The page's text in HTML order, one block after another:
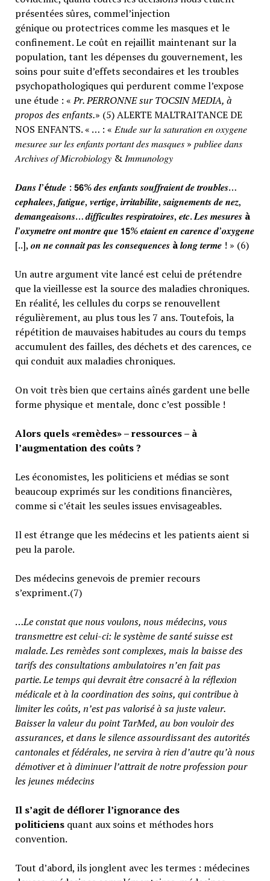
présentées sûres, commel’injection
génique ou protectrices comme les masques et le
confinement. Le coût en rejaillit maintenant sur la
population, tant les dépenses du gouvernement, les
soins pour suite d’effets secondaires et les troubles
psychopathologiques qui perdurent comme l’expose
une étude : «Pr. PERRONNE sur TOCSIN MEDIA, à
propos des enfants.» (5) ALERTE MALTRAITANCE DE
NOS ENFANTS. « … : « 𝐸𝑡𝑢𝑑𝑒 𝑠𝑢𝑟 𝑙𝑎 𝑠𝑎𝑡𝑢𝑟𝑎𝑡𝑖𝑜𝑛 𝑒𝑛 𝑜𝑥𝑦𝑔𝑒𝑛𝑒
𝑚𝑒𝑠𝑢𝑟𝑒𝑒 𝑠𝑢𝑟 𝑙𝑒𝑠 𝑒𝑛𝑓𝑎𝑛𝑡𝑠 𝑝𝑜𝑟𝑡𝑎𝑛𝑡 𝑑𝑒𝑠 𝑚𝑎𝑠𝑞𝑢𝑒𝑠 » 𝑝𝑢𝑏𝑙𝑖𝑒𝑒 𝑑𝑎𝑛𝑠
𝐴𝑟𝑐ℎ𝑖𝑣𝑒𝑠 𝑜𝑓 𝑀𝑖𝑐𝑟𝑜𝑏𝑖𝑜𝑙𝑜𝑔𝑦 & 𝐼𝑚𝑚𝑢𝑛𝑜𝑙𝑜𝑔𝑦
𝑫𝒂𝒏𝒔 𝒍’é𝒕𝒖𝒅𝒆 : 𝟱𝟲% 𝒅𝒆𝒔 𝒆𝒏𝒇𝒂𝒏𝒕𝒔 𝒔𝒐𝒖𝒇𝒇𝒓𝒂𝒊𝒆𝒏𝒕 𝒅𝒆 𝒕𝒓𝒐𝒖𝒃𝒍𝒆𝒔…
𝒄𝒆𝒑𝒉𝒂𝒍𝒆𝒆𝒔, 𝒇𝒂𝒕𝒊𝒈𝒖𝒆, 𝒗𝒆𝒓𝒕𝒊𝒈𝒆, 𝒊𝒓𝒓𝒊𝒕𝒂𝒃𝒊𝒍𝒊𝒕𝒆, 𝒔𝒂𝒊𝒈𝒏𝒆𝒎𝒆𝒏𝒕𝒔 𝒅𝒆 𝒏𝒆𝒛,
𝒅𝒆𝒎𝒂𝒏𝒈𝒆𝒂𝒊𝒔𝒐𝒏𝒔… 𝒅𝒊𝒇𝒇𝒊𝒄𝒖𝒍𝒕𝒆𝒔 𝒓𝒆𝒔𝒑𝒊𝒓𝒂𝒕𝒐𝒊𝒓𝒆𝒔, 𝒆𝒕𝒄. 𝑳𝒆𝒔 𝒎𝒆𝒔𝒖𝒓𝒆𝒔 à
𝒍’𝒐𝒙𝒚𝒎𝒆𝒕𝒓𝒆 𝒐𝒏𝒕 𝒎𝒐𝒏𝒕𝒓𝒆 𝒒𝒖𝒆 𝟭𝟱% 𝒆𝒕𝒂𝒊𝒆𝒏𝒕 𝒆𝒏 𝒄𝒂𝒓𝒆𝒏𝒄𝒆 𝒅’𝒐𝒙𝒚𝒈𝒆𝒏𝒆
[..], 𝒐𝒏 𝒏𝒆 𝒄𝒐𝒏𝒏𝒂𝒊𝒕 𝒑𝒂𝒔 𝒍𝒆𝒔 𝒄𝒐𝒏𝒔𝒆𝒒𝒖𝒆𝒏𝒄𝒆𝒔 à𝒍𝒐𝒏𝒈 𝒕𝒆𝒓𝒎𝒆 ! » (6)
Un autre argument vite lancé est celui de prétendre
que la vieillesse est la source des maladies chroniques.
En réalité, les cellules du corps se renouvellent
régulièrement, au plus tous les 7 ans. Toutefois, la
répétition de mauvaises habitudes au cours du temps
accumulent des failles, des déchets et des carences, ce
qui conduit aux maladies chroniques.
On voit très bien que certains aînés gardent une belle
forme physique et mentale, donc c’est possible !
Alors quels «remèdes» – ressources – à
l’augmentation des coûts ?
Les économistes, les politiciens et médias se sont
beaucoup exprimés sur les conditions financières,
comme si c’était les seules issues envisageables.
Il est étrange que les médecins et les patients aient si
peu la parole.
Des médecins genevois de premier recours
s’expriment.(7)
…Le constat que nous voulons, nous médecins, vous
transmettre est celui-ci: le système de santé suisse est
malade. Les remèdes sont complexes, mais la baisse des
tarifs des consultations ambulatoires n’en fait pas
partie.Le temps qui devrait être consacré à la réflexion
médicale et à la coordination des soins, qui contribue à
limiter les coûts, n’est pas valorisé à sa juste valeur.
Baisser la valeur du point TarMed, au bon vouloir des
assurances, et dans le silence assourdissant des autorités
cantonales et fédérales, ne servira à rien d’autre qu’à nous
démotiver et à diminuer l’attrait de notre profession pour
les jeunes médecins
Il s’agit de déflorer l’ignorance des
politiciensquant aux soins et méthodes hors
convention.
Tout d’abord, ils jonglent avec les termes : médecines